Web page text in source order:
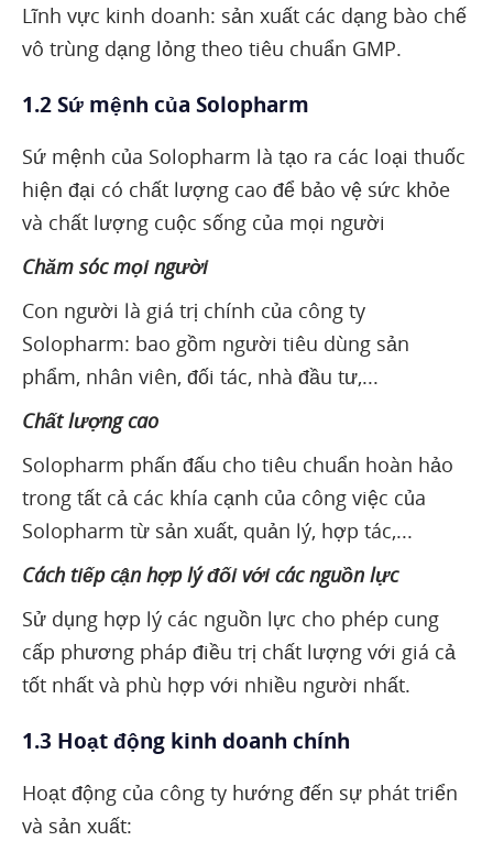
Lĩnh vực kinh doanh: sản xuất các dạng bào chế
vô trùng dạng lỏng theo tiêu chuẩn GMP.
1.2 Sứ mệnh của Solopharm
Sứ mệnh của Solopharm là tạo ra các loại thuốc
hiện đại có chất lượng cao để bảo vệ sức khỏe
và chất lượng cuộc sống của mọi người
Chăm sóc mọi người
Con người là giá trị chính của công ty
Solopharm: bao gồm người tiêu dùng sản
phẩm, nhân viên, đối tác, nhà đầu tư,...
Chất lượng cao
Solopharm phấn đấu cho tiêu chuẩn hoàn hảo
trong tất cả các khía cạnh của công việc của
Solopharm từ sản xuất, quản lý, hợp tác,...
Cách tiếp cận hợp lý đối với các nguồn lực
Sử dụng hợp lý các nguồn lực cho phép cung
cấp phương pháp điều trị chất lượng với giá cả
tốt nhất và phù hợp với nhiều người nhất.
1.3 Hoạt động kinh doanh chính
Hoạt động của công ty hướng đến sự phát triển
và sản xuất: